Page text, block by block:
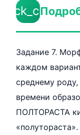
check_circle
Задание 7.
каждом
среднему
времени
ПОЛТОРАСТА